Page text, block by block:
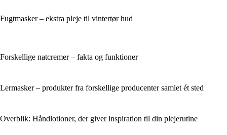
Fugtmasker – ekstra pleje til vintertør hud
Forskellige natcremer – fakta og funktioner
Lermasker – produkter fra forskellige producenter samlet ét sted
Overblik: Håndlotioner, der giver inspiration til din plejerutine